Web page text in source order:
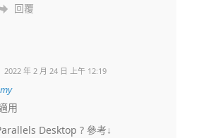
回覆
2022 年 2 月 24 日 上午 12:19
用
Desktop ? 參考↓